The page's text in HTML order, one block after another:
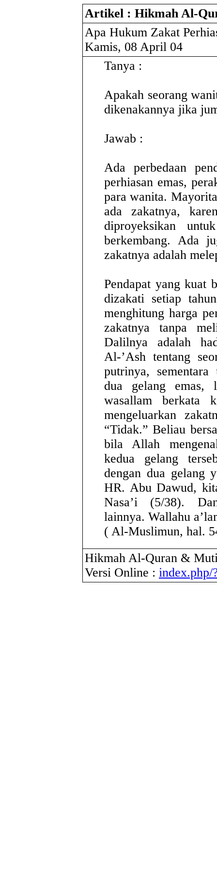
Artikel : Hikmah Al-
Apa Hukum Zakat
Kamis, 08 April 04
Tanya :
Apakah seorang
dikenakannya jika
Jawab :
Ada perbedaan
perhiasan emas,
para wanita.
ada zakatnya,
diproyeksikan
berkembang. Ada
zakatnya adalah
Pendapat yang kuat
dizakati setiap
menghitung harga
zakatnya tanpa
Dalilnya adalah
Al-’Ash tentang
putrinya, sementara
dua gelang emas,
wasallam berkata
mengeluarkan
“Tidak.” Beliau
bila Allah
kedua gelang
dengan dua gelang
HR. Abu Dawud,
Nasa’i (5/38).
lainnya. Wallahu
( Al-Muslimun, hal.
Hikmah Al-Quran &
Versi Online :